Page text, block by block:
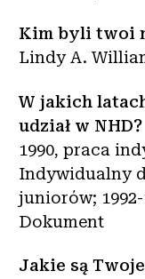
Kim byli twoi
Lindy A.
W jakich
udział w NHD?
1990, praca
Indywidualny
juniorów;
Dokument
Jakie są